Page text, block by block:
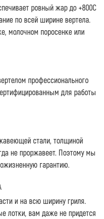
ровный жар до +800С
по всей ширине вертела.
молочном поросенке или
профессионального
для работы
стали, толщиной
не проржавеет. Поэтому мы
гарантию.
и на всю ширину гриля.
лотки, вам даже не придется